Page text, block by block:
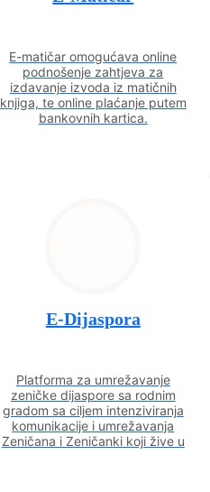
E-matičar omogućava online
podnošenje zahtjeva za
izdavanje izvoda iz matičnih
knjiga, te online plaćanje putem
bankovnih kartica.
E-Dijaspora
Platforma za umrežavanje
zeničke dijaspore sa rodnim
gradom sa ciljem intenziviranja
komunikacije i umrežavanja
Zeničana i Zeničanki koji žive u